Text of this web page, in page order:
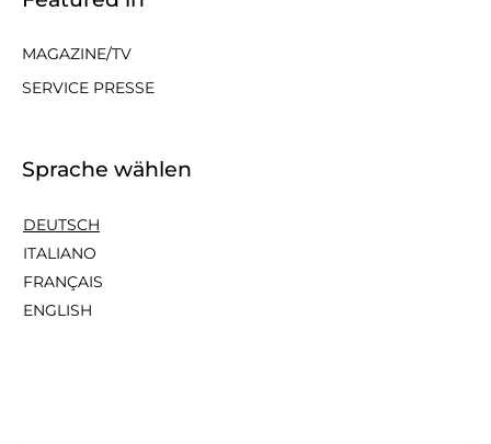
MAGAZINE/TV
SERVICE PRESSE
Sprache wählen
DEUTSCH
ITALIANO
FRANÇAIS
ENGLISH